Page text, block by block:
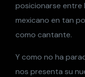
posicionarse entre
mexicano en tan
como cantante.
Y como no ha
nos presenta su